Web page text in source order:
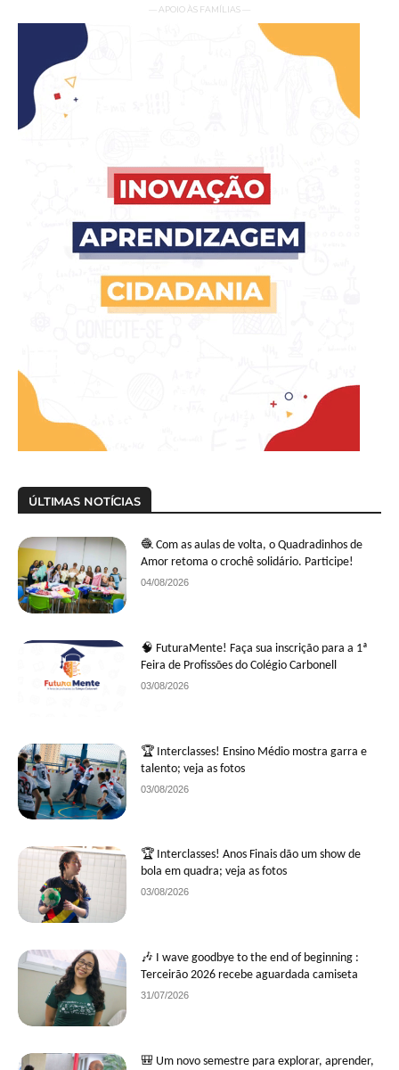
— APOIO ÀS FAMÍLIAS —
ÚLTIMAS NOTÍCIAS
🧶 Com as aulas de volta, o Quadradinhos de
Amor retoma o crochê solidário. Participe!
04/08/2026
🧠 FuturaMente! Faça sua inscrição para a 1ª
Feira de Profissões do Colégio Carbonell
03/08/2026
🏆 Interclasses! Ensino Médio mostra garra e
talento; veja as fotos
03/08/2026
🏆 Interclasses! Anos Finais dão um show de
bola em quadra; veja as fotos
03/08/2026
🎶 I wave goodbye to the end of beginning :
Terceirão 2026 recebe aguardada camiseta
31/07/2026
🎒 Um novo semestre para explorar, aprender,